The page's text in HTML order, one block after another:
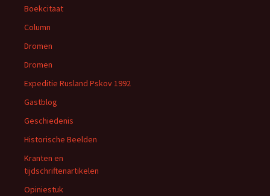
Boekcitaat
Column
Dromen
Dromen
Expeditie Rusland Pskov 1992
Gastblog
Geschiedenis
Historische Beelden
Kranten en
tijdschriftenartikelen
Opiniestuk